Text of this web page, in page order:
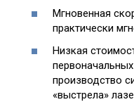
Мгновенная
практически
Низкая
производство
«выстрела»